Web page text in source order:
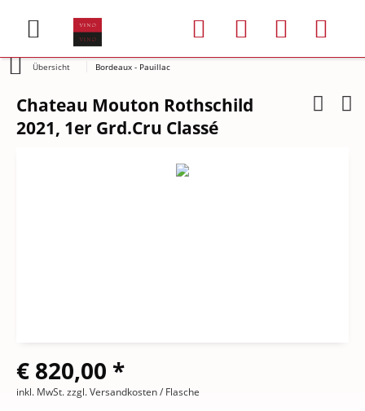
Übersicht Bordeaux - Pauillac
Chateau Mouton Rothschild
2021, 1er Grd.Cru Classé
€ 820,00 *
inkl. MwSt.zzgl. Versandkosten/ Flasche